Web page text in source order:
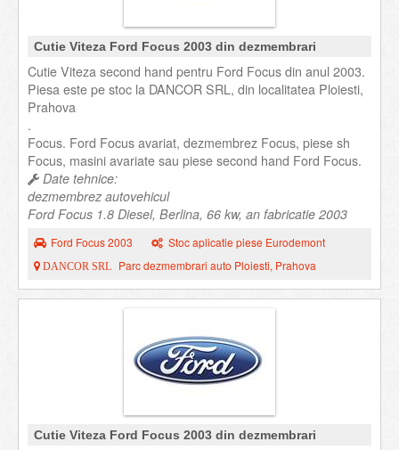
Cutie Viteza Ford Focus 2003 din dezmembrari
Cutie Viteza second hand pentru Ford Focus din anul 2003.
Piesa este pe stoc la DANCOR SRL, din localitatea Ploiesti,
Prahova
.
Focus. Ford Focus avariat, dezmembrez Focus, piese sh
Focus, masini avariate sau piese second hand Ford Focus.
Date tehnice:
dezmembrez autovehicul
Ford Focus 1.8 Diesel, Berlina, 66 kw, an fabricatie 2003
Ford Focus 2003 Stoc aplicatie piese Eurodemont
DANCOR SRL Parc dezmembrari auto Ploiesti, Prahova
Cutie Viteza Ford Focus 2003 din dezmembrari